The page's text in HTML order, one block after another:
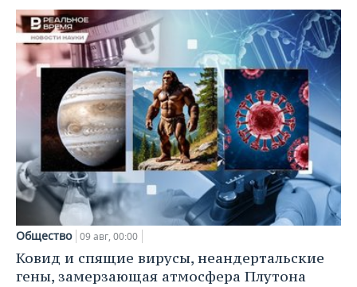
Общество 09 авг, 00:00
Ковид и спящие вирусы, неандертальские
гены, замерзающая атмосфера Плутона